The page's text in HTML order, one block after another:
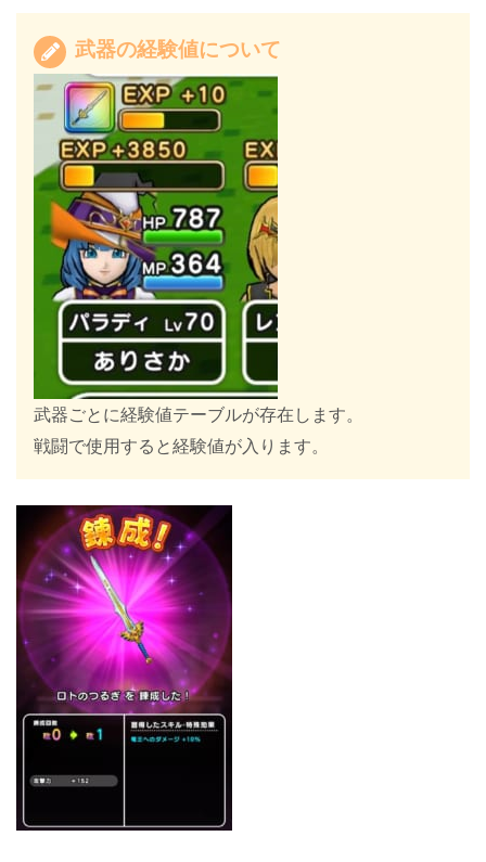
武器の経験値について
武器ごとに経験値テーブルが存在します。
戦闘で使用すると経験値が入ります。